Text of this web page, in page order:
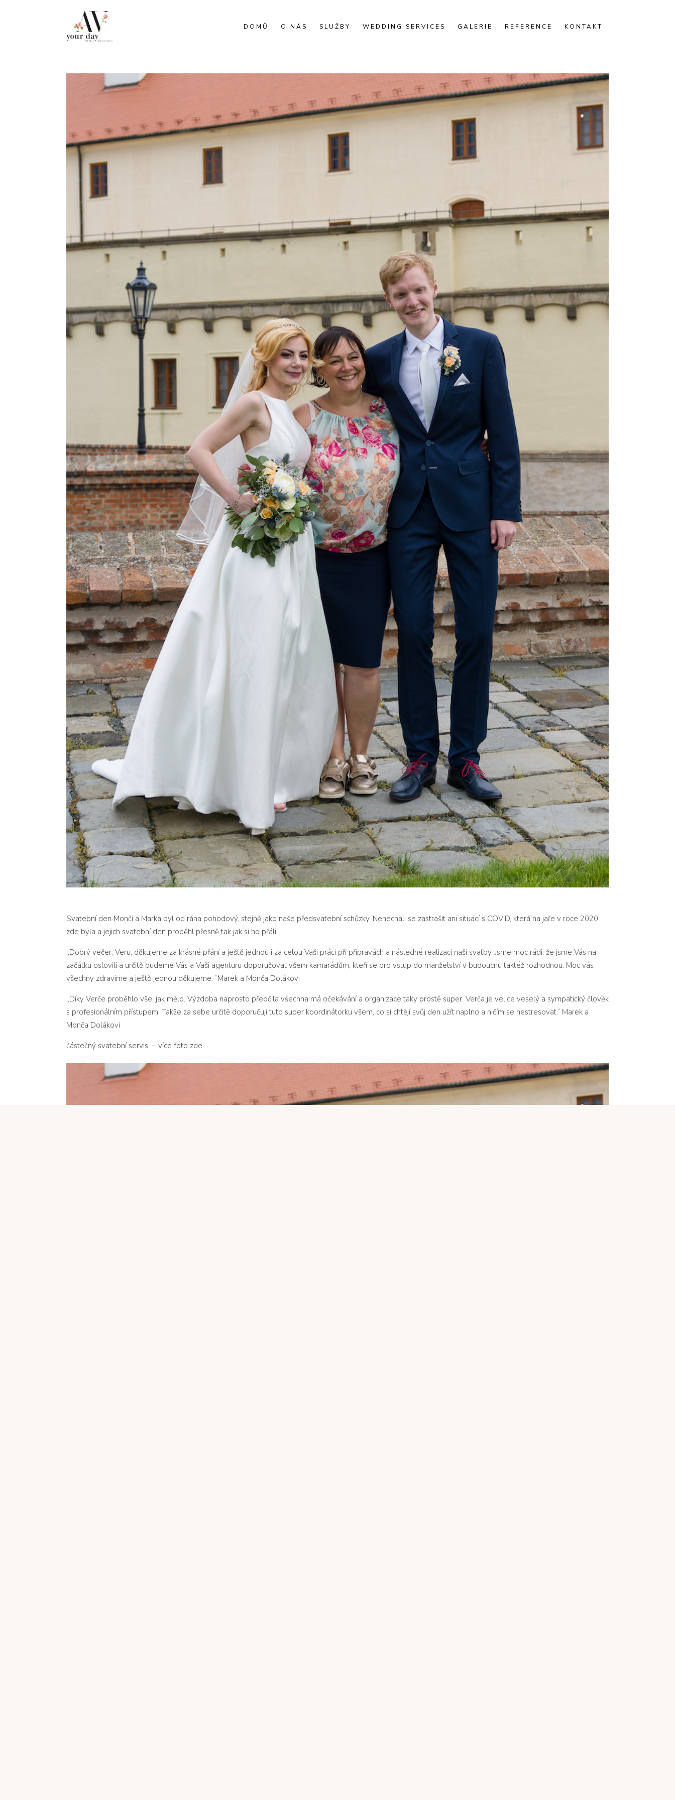
DOMŮ O NÁS SLUŽBY WEDDING SERVICES GALERIE REFERENCE KONTAKT
Svatební den Monči a Marka byl od rána pohodový, stejně jako naše předsvatební schůzky. Nenechali se zastrašit ani situací s COVID, která na jaře v roce 2020
zde byla a jejich svatební den proběhl přesně tak jak si ho přáli.
,,Dobrý večer, Veru, děkujeme za krásné přání a ještě jednou i za celou Vaši práci při přípravách a následné realizaci naší svatby. Jsme moc rádi, že jsme Vás na
začátku oslovili a určitě budeme Vás a Vaši agenturu doporučovat všem kamarádům, kteří se pro vstup do manželství v budoucnu taktéž rozhodnou. Moc vás
všechny zdravíme a ještě jednou děkujeme. “Marek a Monča Dolákovi
,,Díky Verče proběhlo vše, jak mělo. Výzdoba naprosto předčila všechna má očekávání a organizace taky prostě super. Verča je velice veselý a sympatický člověk
s profesionálním přístupem. Takže za sebe určitě doporučuji tuto super koordinátorku všem, co si chtějí svůj den užít naplno a ničím se nestresovat.“ Marek a
Monča Dolákovi
částečný svatební servis – více foto zde